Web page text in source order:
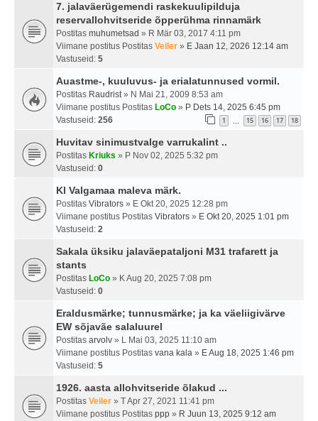
7. jalaväerügemendi raskekuulipilduja
reservallohvitseride õpperühma rinnamärk
Postitas muhumetsad » R Mär 03, 2017 4:11 pm
Viimane postitus Postitas Veiler » E Jaan 12, 2026 12:14 am
Vastuseid: 5
Auastme-, kuuluvus- ja erialatunnused vormil.
Postitas Raudrist» N Mai 21, 2009 8:53 am
Viimane postitus Postitas LoCo » P Dets 14, 2025 6:45 pm
Vastuseid: 256 1 15 16 17 18
Huvitav sinimustvalge varrukalint ..
Postitas Kriuks » P Nov 02, 2025 5:32 pm
Vastuseid: 0
Kl Valgamaa maleva märk.
Postitas Vibrators » E Okt 20, 2025 12:28 pm
Viimane postitus Postitas Vibrators » E Okt 20, 2025 1:01 pm
Vastuseid: 2
Sakala üksiku jalaväepataljoni M31 trafarett ja
stants
Postitas LoCo » K Aug 20, 2025 7:08 pm
Vastuseid: 0
Eraldusmärke; tunnusmärke; ja ka väeliigivärve
EW sõjavãe salaluurel
Postitas arvolv » L Mai 03, 2025 11:10 am
Viimane postitus Postitas vana kala » E Aug 18, 2025 1:46 pm
Vastuseid: 5
1926. aasta allohvitseride õlakud ...
Postitas Veiler » T Apr 27, 2021 11:41 pm
Viimane postitus Postitas ppp » R Juun 13, 2025 9:12 am